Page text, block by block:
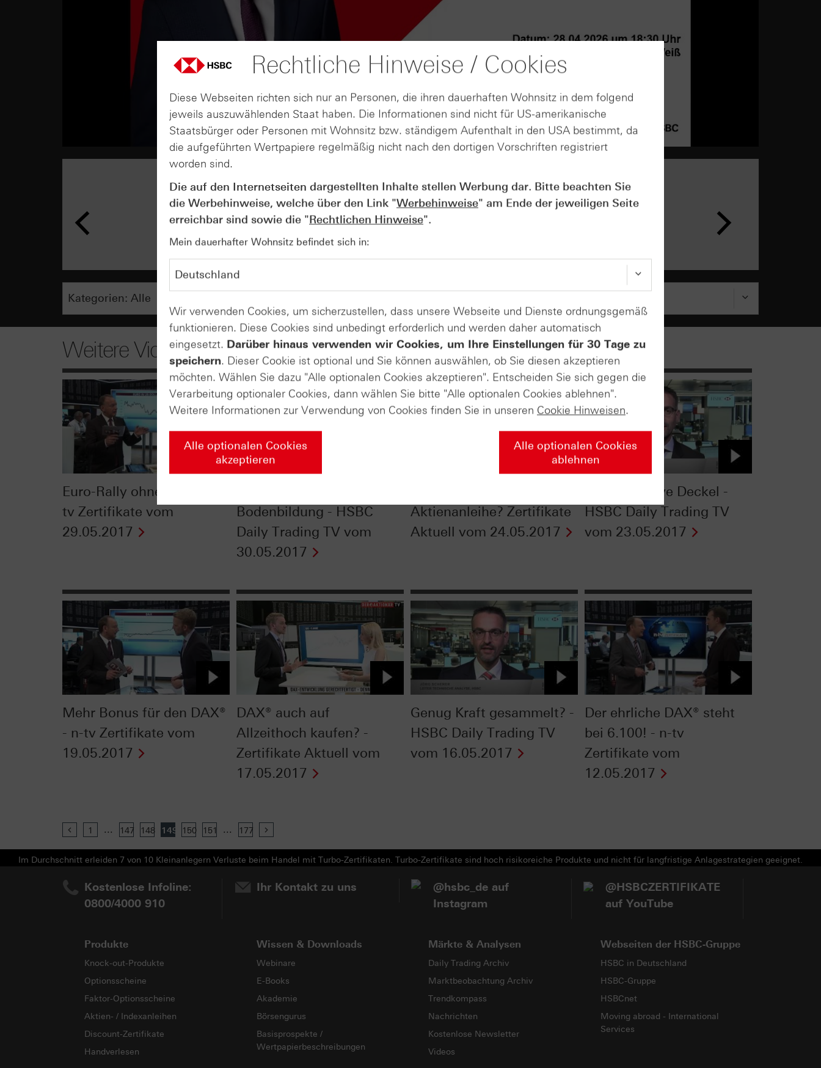
AUGUST
07
Wie lange bleibt der DAX® in
Rekordlaune? - ntv Zertifikate
07.08.26
Weitere Videos
Euro-Rally ohne Ende - n-
tv Zertifikate vom
29.05.2017
Bodenbildung - HSBC
Daily Trading TV vom
30.05.2017
Aktienanleihe? Zertifikate
Aktuell vom 24.05.2017
Der ultimative Deckel -
HSBC Daily Trading TV
vom 23.05.2017
Mehr Bonus für den DAX®
- n-tv Zertifikate vom
19.05.2017
DAX® auch auf
Allzeithoch kaufen? -
Zertifikate Aktuell vom
17.05.2017
Genug Kraft gesammelt? -
HSBC Daily Trading TV
vom 16.05.2017
Der ehrliche DAX® steht
bei 6.100! - n-tv
Zertifikate vom
12.05.2017
Previous
1 ... 147 148 149 150 151 ... 177
Im Durchschnitt erleiden 7 von 10 Kleinanlegern Verluste beim Handel mit Turbo-Zertifikaten. Turbo-Zertifikate sind hoch risikoreiche Produkte und nicht für langfristige Anlagestrategien geeignet.
Kostenlose Infoline:
0800/4000 910
Ihr Kontakt zu uns
@hsbc_de auf
Instagram
@HSBCZERTIFIKATE
auf YouTube
Produkte
Knock-out-Produkte
Optionsscheine
Faktor-Optionsscheine
Aktien- / Indexanleihen
Discount-Zertifikate
Handverlesen
Wissen & Downloads
Webinare
E-Books
Akademie
Börsengurus
Basisprospekte /
Wertpapierbeschreibungen
Märkte & Analysen
Daily Trading Archiv
Marktbeobachtung Archiv
Trendkompass
Nachrichten
Kostenlose Newsletter
Videos
Webseiten der HSBC-Gruppe
HSBC in Deutschland
HSBC-Gruppe
HSBCnet
Moving abroad - International
Services
Rechtliche Hinweise / Cookies
Diese Webseiten richten sich nur an Personen, die ihren dauerhaften Wohnsitz in dem folgend
jeweils auszuwählenden Staat haben. Die Informationen sind nicht für US-amerikanische
Staatsbürger oder Personen mit Wohnsitz bzw. ständigem Aufenthalt in den USA bestimmt, da
die aufgeführten Wertpapiere regelmäßig nicht nach den dortigen Vorschriften registriert
worden sind.
Die auf den Internetseiten dargestellten Inhalte stellen Werbung dar. Bitte beachten Sie
die Werbehinweise, welche über den Link "Werbehinweise" am Ende der jeweiligen Seite
erreichbar sind sowie die "Rechtlichen Hinweise".
Mein dauerhafter Wohnsitz befindet sich in:
Wir verwenden Cookies, um sicherzustellen, dass unsere Webseite und Dienste ordnungsgemäß
funktionieren. Diese Cookies sind unbedingt erforderlich und werden daher automatisch
eingesetzt. Darüber hinaus verwenden wir Cookies, um Ihre Einstellungen für 30 Tage zu
speichern. Dieser Cookie ist optional und Sie können auswählen, ob Sie diesen akzeptieren
möchten. Wählen Sie dazu "Alle optionalen Cookies akzeptieren". Entscheiden Sie sich gegen die
Verarbeitung optionaler Cookies, dann wählen Sie bitte "Alle optionalen Cookies ablehnen".
Weitere Informationen zur Verwendung von Cookies finden Sie in unseren Cookie Hinweisen.
Alle optionalen Cookies
akzeptieren
Alle optionalen Cookies
ablehnen